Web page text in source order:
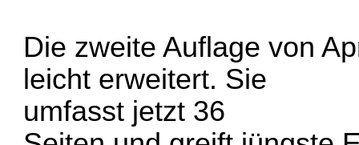
Die zweite Auflage von
leicht erweitert. Sie
umfasst jetzt 36